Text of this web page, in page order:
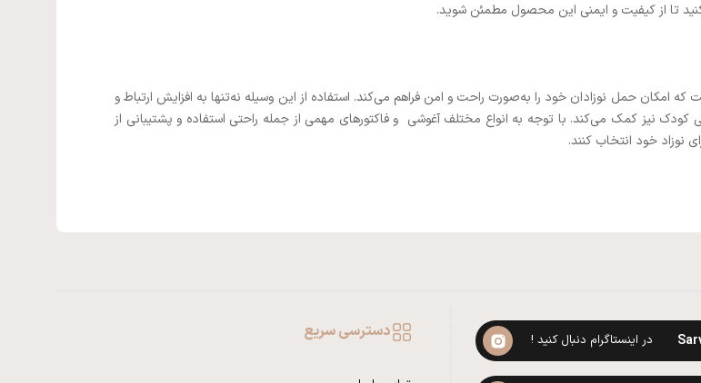
کنید تا از کیفیت و ایمنی این محصول مطمئن شوید.
حمل نوزادان خود را به‌صورت راحت و امن فراهم می‌کند. استفاده از این وسیله نه‌تنها به افزایش ارتباط و
نیز کمک می‌کند. با توجه به انواع مختلف آغوشی و فاکتورهای مهمی از جمله راحتی استفاده و پشتیبانی از
نوزاد خود انتخاب کنند.
در اینستاگرام دنبال کنید ! دسترسی سریع